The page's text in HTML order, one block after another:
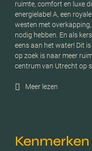
ruimte, comfort en luxe
energielabel A, een
westen met
nodig hebben. En als
eens aan het water! Dit
op zoek is naar meer
centrum van Utrecht op
Meer lezen
Kenmerken